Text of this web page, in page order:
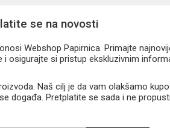
se na novosti
Webshop Papirnica. Primajte
osigurajte si pristup ekskluzivnim
Naš cilj je da vam olakšamo
događa. Pretplatite se sada i ne